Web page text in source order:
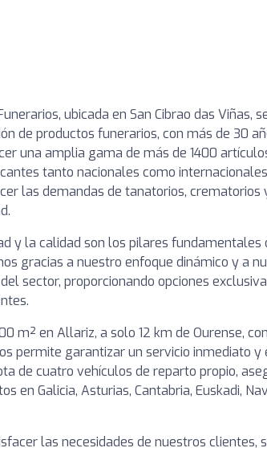
ubicada en San Cibrao das Viñas,
de productos funerarios, con más de 30
una amplia gama de más de 1400
tanto nacionales como
las demandas de tanatorios, crematorios
y la calidad son los pilares
gracias a nuestro enfoque dinámico y a
sector, proporcionando opciones
m² en Allariz, a solo 12 km de Ourense,
permite garantizar un servicio inmediato y
de cuatro vehículos de reparto propio,
en Galicia, Asturias, Cantabria, Euskadi,
las necesidades de nuestros clientes,